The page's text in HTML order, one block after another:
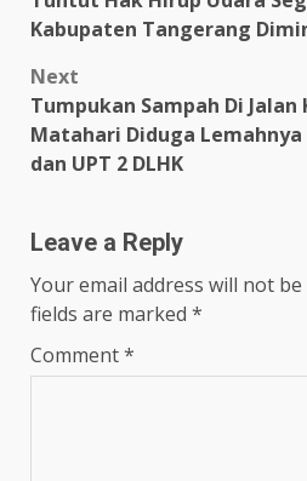
navigation
Kabupaten Tangerang
Next
Tumpukan Sampah Di Jalan
Matahari Diduga
dan UPT 2 DLHK
Leave a Reply
Your email address will not
fields are marked *
Comment*